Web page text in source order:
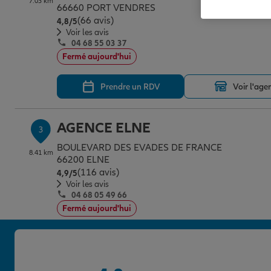
66660 PORT VENDRES
4,8/5Note de 4.8 sur 5
(66 avis)
Voir les avis
04 68 55 03 37
Fermé aujourd'hui
Prendre un RDV Voir
3
8.41 km
AGENCE ELNE
BOULEVARD DES EVADES DE FRANCE
66200 ELNE
4,9/5Note de 4.9 sur 5
(116 avis)
Voir les avis
04 68 05 49 66
Fermé aujourd'hui